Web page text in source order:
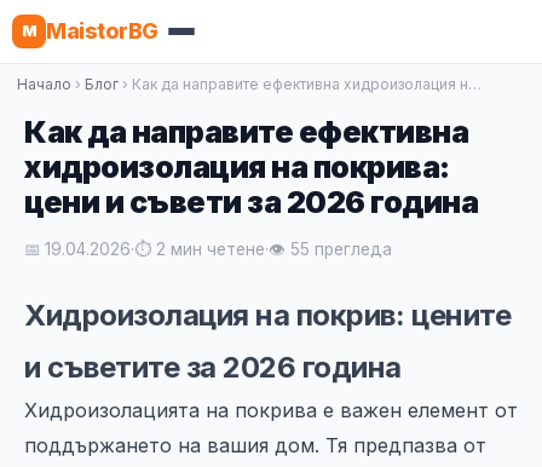
M MaistorBG
Начало › Блог › Как да направите ефективна хидроизолация н…
Как да направите ефективна
хидроизолация на покрива:
цени и съвети за 2026 година
📅 19.04.2026·⏱ 2 мин четене·👁 55 прегледа
Хидроизолация на покрив: цените
и съветите за 2026 година
Хидроизолацията на покрива е важен елемент от
поддържането на вашия дом. Тя предпазва от